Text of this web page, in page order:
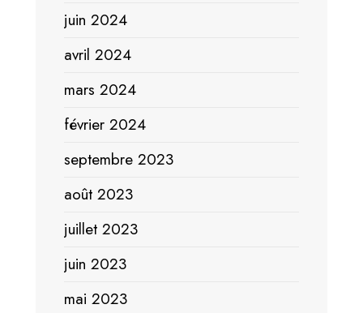
juin 2024
avril 2024
mars 2024
février 2024
septembre 2023
août 2023
juillet 2023
juin 2023
mai 2023